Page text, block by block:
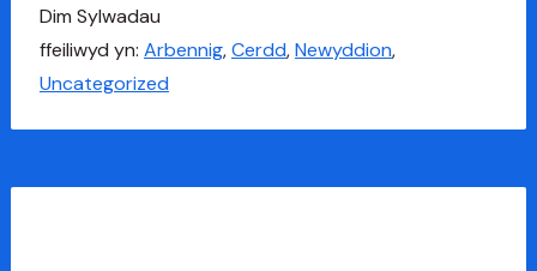
Dim Sylwadau
ffeiliwyd yn: Arbennig,Cerdd,Newyddion,
Uncategorized